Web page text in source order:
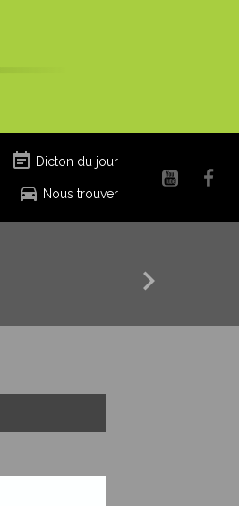
Dicton du jour
Nous trouver